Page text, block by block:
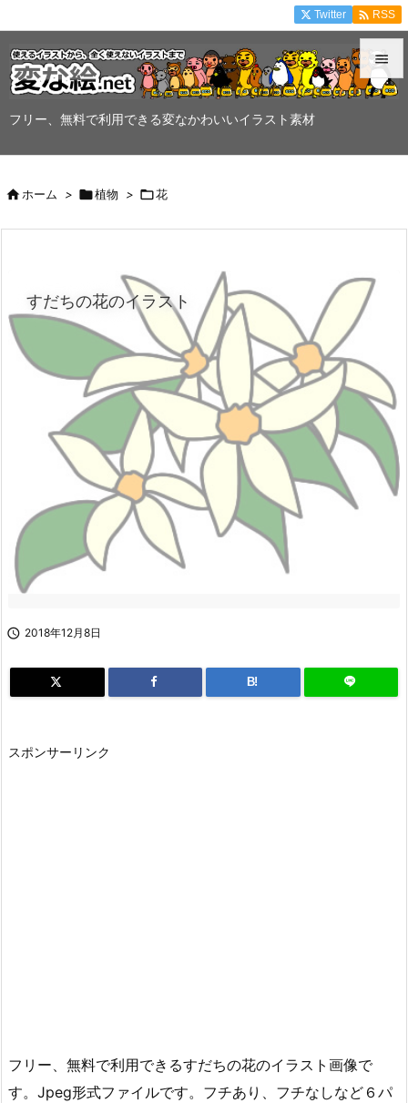
フリー、無料で利用できる変なかわいいイラスト素材



Twitter  RSS
ホーム > 植物 > 花
すだちの花のイラスト
 2018年12月8日
B!
スポンサーリンク
フリー、無料で利用できるすだちの花のイラスト画像で
す。Jpeg形式ファイルです。フチあり、フチなしなど６パ